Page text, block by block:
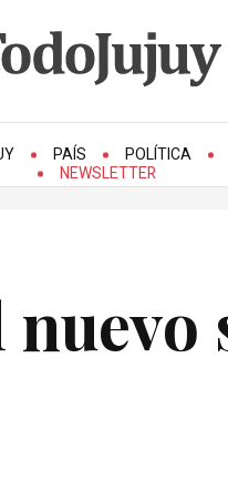
PAÍS POLÍTICA
NEWSLETTER